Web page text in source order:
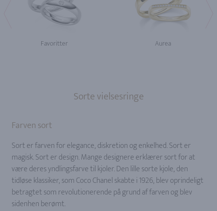
Favoritter Aurea
Sorte vielsesringe
Farven sort
Sort er farven for elegance, diskretion og enkelhed. Sort er
magisk. Sort er design. Mange designere erklærer sort for at
være deres yndlingsfarve til kjoler. Den lille sorte kjole, den
tidløse klassiker, som Coco Chanel skabte i 1926, blev oprindeligt
betragtet som revolutionerende på grund af farven og blev
sidenhen berømt.